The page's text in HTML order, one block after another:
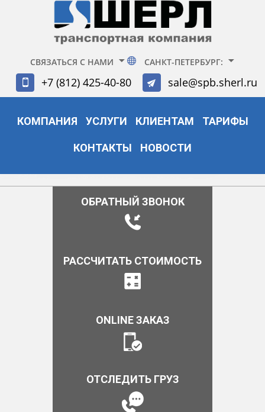
СВЯЗАТЬСЯ С НАМИ САНКТ-ПЕТЕРБУРГ:
+7 (812) 425-40-80 sale@spb.sherl.ru
КОМПАНИЯ УСЛУГИ КЛИЕНТАМ ТАРИФЫ
КОНТАКТЫ НОВОСТИ
ОБРАТНЫЙ ЗВОНОК
РАССЧИТАТЬ СТОИМОСТЬ
ONLINE ЗАКАЗ
ОТСЛЕДИТЬ ГРУЗ